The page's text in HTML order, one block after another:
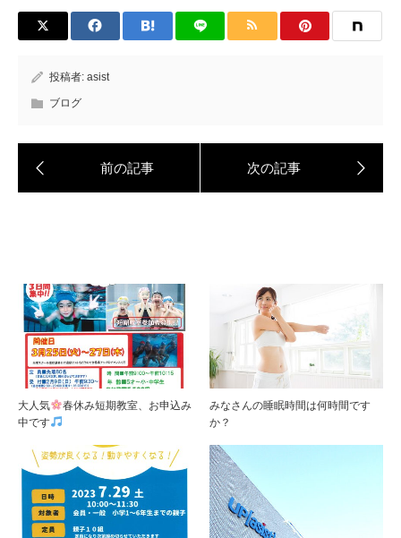
投稿者: asist
ブログ
大人気
春休み短期教室、お申込み
中です
みなさんの睡眠時間は何時間です
か？